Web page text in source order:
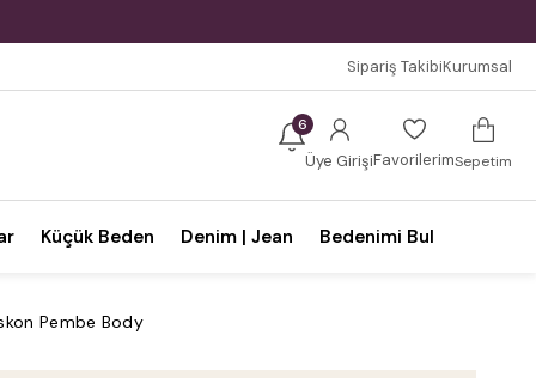
Sipariş TakibiKurumsal
6
Üye GirişiFavorilerimSepetim
Küçük Beden Denim | Jean Bedenimi Bul
Pembe Body